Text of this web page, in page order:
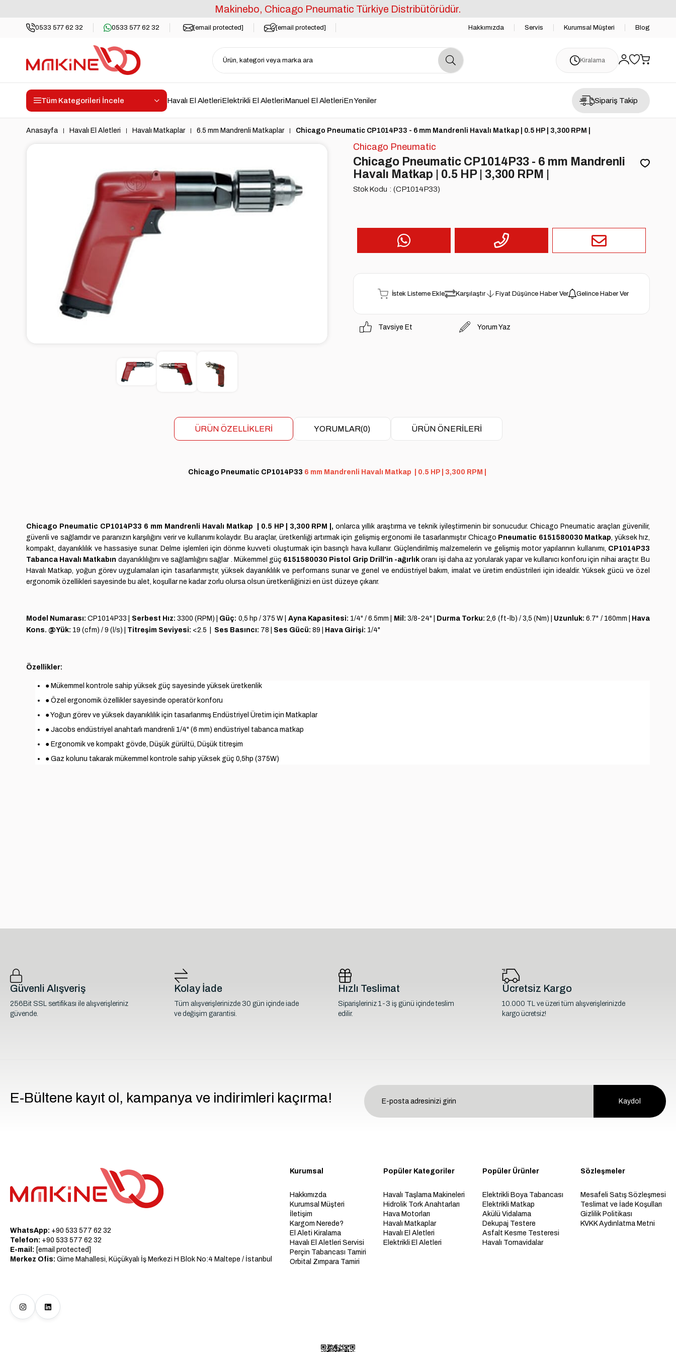
Makinebo, Chicago Pneumatic Türkiye Distribütörüdür.
0533 577 62 32 0533 577 62 32 [email protected] [email protected] Hakkımızda Servis Kurumsal Müşteri Blog
Kiralama
Tüm Kategorileri İncele Havalı El AletleriElektrikli El AletleriManuel El AletleriEn Yeniler Sipariş Takip
Anasayfa Havalı El Aletleri Havalı Matkaplar 6.5 mm Mandrenli Matkaplar Chicago Pneumatic CP1014P33 - 6 mm Mandrenli Havalı Matkap | 0.5 HP | 3,300 RPM |
Chicago Pneumatic
Chicago Pneumatic CP1014P33 - 6 mm Mandrenli
Havalı Matkap | 0.5 HP | 3,300 RPM |
Stok Kodu (CP1014P33)
İstek Listeme Ekle Karşılaştır Fiyat Düşünce Haber Ver Gelince Haber Ver
Tavsiye Et Yorum Yaz
ÜRÜN ÖZELLIKLERI YORUMLAR(0) ÜRÜN ÖNERILERI
Chicago Pneumatic CP1014P33 6 mm Mandrenli Havalı Matkap | 0.5 HP | 3,300 RPM |
Chicago Pneumatic CP1014P33 6 mm Mandrenli Havalı Matkap | 0.5 HP | 3,300 RPM | , onlarca yıllık araştırma ve teknik iyileştirmenin bir sonucudur. Chicago Pneumatic araçları güvenilir,
güvenli ve sağlamdır ve paranızın karşılığını verir ve kullanımı kolaydır. Bu araçlar, üretkenliği artırmak için gelişmiş ergonomi ile tasarlanmıştır Chicago Pneumatic 6151580030 Matkap, yüksek hız,
kompakt, dayanıklılık ve hassasiye sunar. Delme işlemleri için dönme kuvveti oluşturmak için basınçlı hava kullanır. Güçlendirilmiş malzemelerin ve gelişmiş motor yapılarının kullanımı, CP1014P33
Tabanca Havalı Matkabın dayanıklılığını ve sağlamlığını sağlar . Mükemmel güç 6151580030 Pistol Grip Drill'in -ağırlık oranı işi daha az yorularak yapar ve kullanıcı konforu için nihai araçtır. Bu
Havalı Matkap, yoğun görev uygulamaları için tasarlanmıştır, yüksek dayanıklılık ve performans sunar ve genel ve endüstriyel bakım, imalat ve üretim endüstrileri için idealdir.Yüksek gücü ve özel
ergonomik özellikleri sayesinde bu alet, koşullar ne kadar zorlu olursa olsun üretkenliğinizi en üst düzeye çıkarır.
Model Numarası: CP1014P33 | Serbest Hız: 3300 (RPM) | Güç: 0,5 hp / 375 W | Ayna Kapasitesi: 1/4" / 6.5mm | Mil: 3/8-24" | Durma Torku: 2,6 (ft-lb) / 3,5 (Nm) | Uzunluk: 6.7" / 160mm |
Hava
Kons. @Yük: 19 (cfm) / 9 (l/s) | Titreşim Seviyesi: <2.5 Ses Basıncı: 78 | Ses Gücü: 89 | Hava Girişi: 1/4"
Özellikler:
● Mükemmel kontrole sahip yüksek güç sayesinde yüksek üretkenlik
● Özel ergonomik özellikler sayesinde operatör konforu
● Yoğun görev ve yüksek dayanıklılık için tasarlanmış Endüstriyel Üretim için Matkaplar
● Jacobs endüstriyel anahtarlı mandrenli 1/4" (6 mm) endüstriyel tabanca matkap
● Ergonomik ve kompakt gövde, Düşük gürültü, Düşük titreşim
● Gaz kolunu takarak mükemmel kontrole sahip yüksek güç 0,5hp (375W)
Güvenli Alışveriş
256Bit SSL sertifikası ile alışverişleriniz
güvende.
Kolay İade
Tüm alışverişlerinizde 30 gün içinde iade
ve değişim garantisi.
Hızlı Teslimat
Siparişleriniz 1-3 iş günü içinde teslim
edilir.
Ücretsiz Kargo
10.000 TL ve üzeri tüm alışverişlerinizde
kargo ücretsiz!
E-Bültene kayıt ol, kampanya ve indirimleri kaçırma! Kaydol
WhatsApp: +90 533 577 62 32
Telefon: +90 533 577 62 32
E-mail: [email protected]
Merkez Ofis: Girne Mahallesi, Küçükyalı İş Merkezi H Blok No:4 Maltepe / İstanbul
Kurumsal
Hakkımızda
Kurumsal Müşteri
İletişim
Kargom Nerede?
El Aleti Kiralama
Havalı El Aletleri Servisi
Perçin Tabancası Tamiri
Orbital Zımpara Tamiri
Popüler Kategoriler
Havalı Taşlama Makineleri
Hidrolik Tork Anahtarları
Hava Motorları
Havalı Matkaplar
Havalı El Aletleri
Elektrikli El Aletleri
Popüler Ürünler
Elektrikli Boya Tabancası
Elektrikli Matkap
Akülü Vidalama
Dekupaj Testere
Asfalt Kesme Testeresi
Havalı Tornavidalar
Sözleşmeler
Mesafeli Satış Sözleşmesi
Teslimat ve İade Koşulları
Gizlilik Politikası
KVKK Aydınlatma Metni